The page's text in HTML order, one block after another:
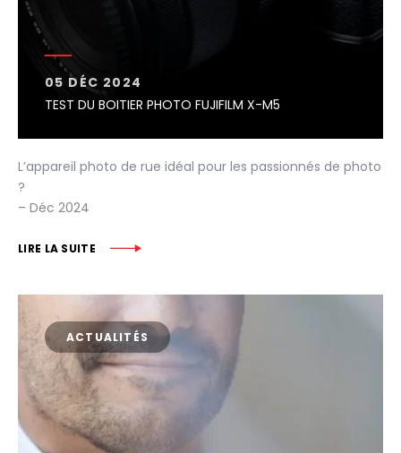
05 DÉC 2024
TEST DU BOITIER PHOTO FUJIFILM X-M5
L’appareil photo de rue idéal pour les passionnés de photo
?
– Déc 2024
LIRE LA SUITE
ACTUALITÉS